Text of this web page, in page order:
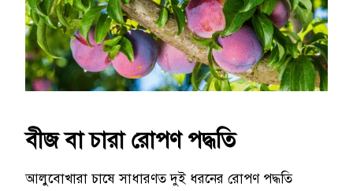
বীজ বা চারা রোপণ পদ্ধতি
আলুবোখারা চাষে সাধারণত দুই ধরনের রোপণ পদ্ধতি